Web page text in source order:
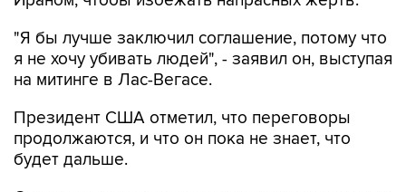
"Я бы лучше заключил соглашение, потому что
я не хочу убивать людей", - заявил он, выступая
на митинге в Лас-Вегасе.
Президент США отметил, что переговоры
продолжаются, и что он пока не знает, что
будет дальше.